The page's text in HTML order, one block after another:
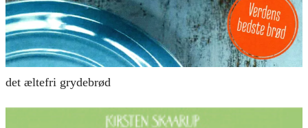
det æltefri grydebrød